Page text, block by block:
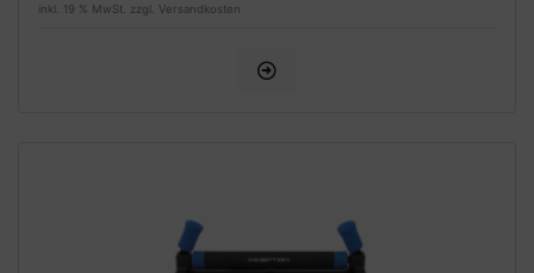
inkl. 19 % MwSt. zzgl. Versandkosten